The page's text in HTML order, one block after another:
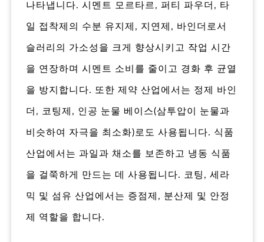
나타냅니다. 시멘트 모르타르, 퍼티 파우더, 타
일 접착제의 수분 유지제, 지연제, 바인더로서
슬러리의 가소성을 크게 향상시키고 작업 시간
을 연장하며 시멘트 소비를 줄이고 경화 후 균열
을 방지합니다. 또한 제약 산업에서는 정제 바인
더, 코팅제, 인공 눈물 베이스(삼투압이 눈물과
비슷하여 자극을 최소화)로도 사용됩니다. 식품
산업에서는 과일과 채소를 보존하고 냉동 식품
을 걸쭉하게 만드는 데 사용됩니다. 코팅, 세라
믹 및 섬유 산업에서는 증점제, 분산제 및 안정
제 역할을 합니다.